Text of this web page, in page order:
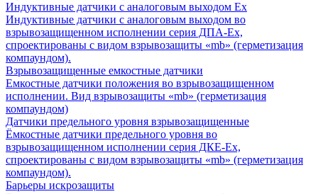
Индуктивные датчики с аналоговым выходом Ех
Индуктивные датчики с аналоговым выходом во
взрывозащищенном исполнении серия ДПА-Ех,
спроектированы с видом взрывозащиты «mb» (герметизация
компаундом).
Взрывозащищенные емкостные датчики
Емкостные датчики положения во взрывозащищенном
исполнении. Вид взрывозащиты «mb» (герметизация
компаундом)
Датчики предельного уровня взрывозащищенные
Ёмкостные датчики предельного уровня во
взрывозащищенном исполнении серия ДКЕ-Ех,
спроектированы с видом взрывозащиты «mb» (герметизация
компаундом).
Барьеры искрозащиты